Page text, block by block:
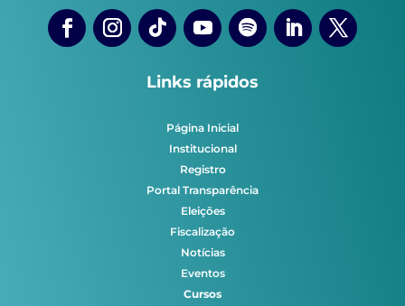
Links rápidos
Página Inicial
Institucional
Registro
Portal Transparência
Eleições
Fiscalização
Notícias
Eventos
Cursos